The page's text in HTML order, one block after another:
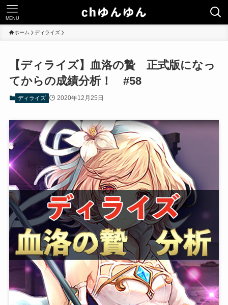
MENU
ホーム ディライズ
【ディライズ】血洛の贄 正式版になっ
てからの成績分析！ #58
ディライズ 2020年12月25日